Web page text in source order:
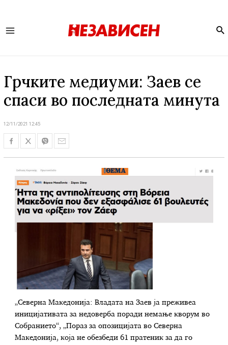
Грчките медиуми: Заев се
спаси во последната минута
12/11/2021 12:45
„Северна Македонија: Владата на Заев ја преживеа
иницијативата за недоверба поради немање кворум во
Собранието“, „Пораз за опозицијата во Северна
Македонија, која не обезбеди 61 пратеник за да го